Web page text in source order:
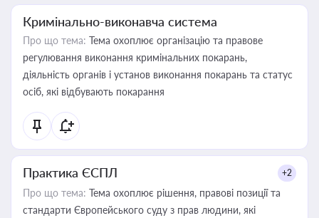
Кримінально-виконавча система
Про що тема: Тема охоплює організацію та правове
регулювання виконання кримінальних покарань,
діяльність органів і установ виконання покарань та статус
осіб, які відбувають покарання
Практика ЄСПЛ +2
Про що тема: Тема охоплює рішення, правові позиції та
стандарти Європейського суду з прав людини, які